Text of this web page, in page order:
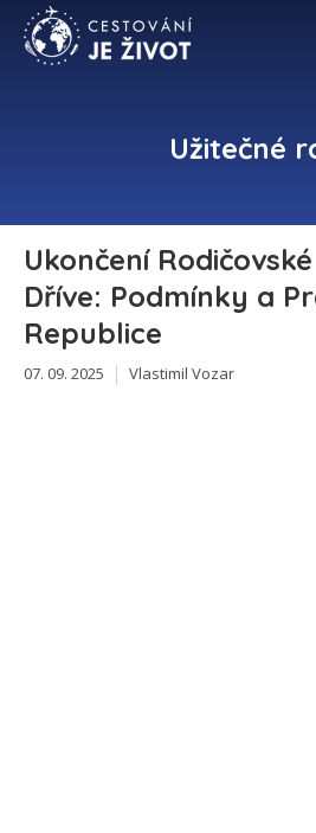
Užitečné
Ukončení
Dříve: Podmínky a
Republice
07. 09. 2025 Vlastimil Vozar